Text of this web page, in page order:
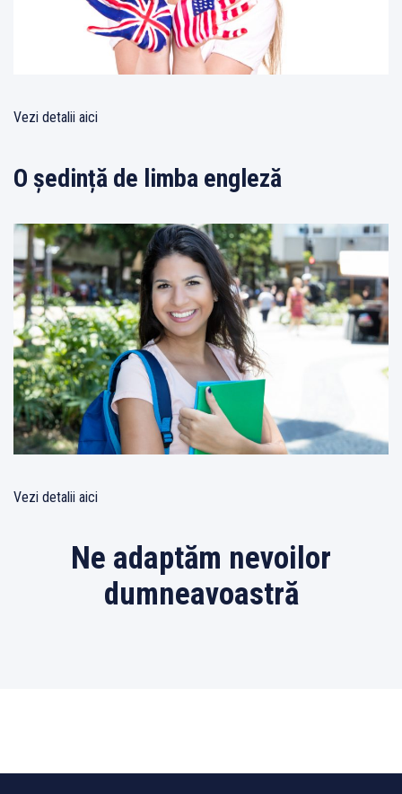
Vezi detalii aici
O ședință de limba engleză
Vezi detalii aici
Ne adaptăm nevoilor
dumneavoastră